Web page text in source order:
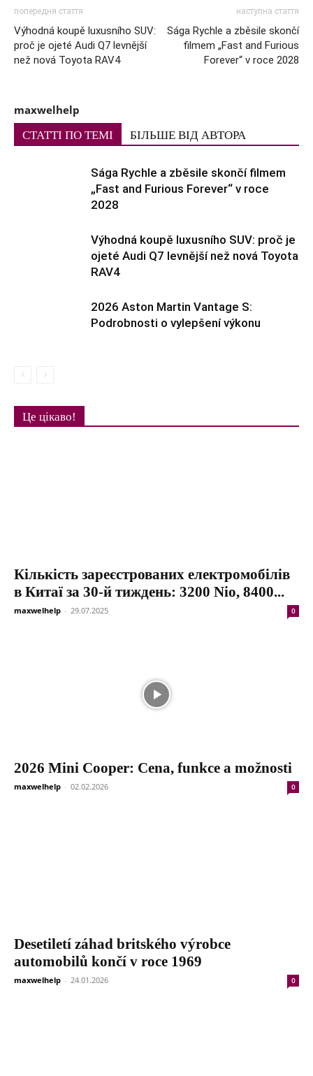
попередня стаття
Výhodná koupě luxusního SUV:
proč je ojeté Audi Q7 levnější
než nová Toyota RAV4
наступна стаття
Sága Rychle a zběsile skončí
filmem „Fast and Furious
Forever“ v roce 2028
maxwelhelp
СТАТТІ ПО ТЕМІ БІЛЬШЕ ВІД АВТОРА
Sága Rychle a zběsile skončí filmem
„Fast and Furious Forever“ v roce
2028
Výhodná koupě luxusního SUV: proč je
ojeté Audi Q7 levnější než nová Toyota
RAV4
2026 Aston Martin Vantage S:
Podrobnosti o vylepšení výkonu
Це цікаво!
Кількість зареєстрованих електромобілів
в Китаї за 30-й тиждень: 3200 Nio, 8400...
maxwelhelp - 29.07.2025 0
2026 Mini Cooper: Cena, funkce a možnosti
maxwelhelp - 02.02.2026 0
Desetiletí záhad britského výrobce
automobilů končí v roce 1969
maxwelhelp - 24.01.2026 0